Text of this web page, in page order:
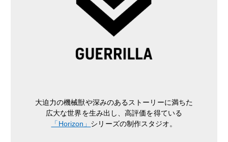
大迫力の機械獣や深みのあるストーリーに満ちた
広大な世界を生み出し、高評価を得ている
「Horizon」 シリーズの制作スタジオ。